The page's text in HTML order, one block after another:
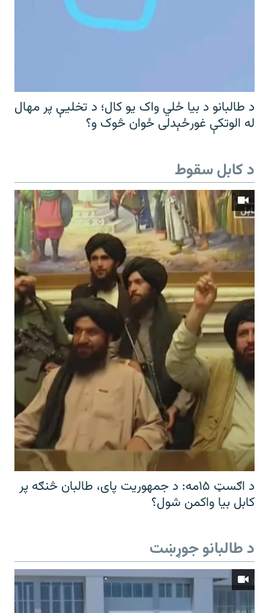
د طالبانو د بیا ځلي واک یو کال؛ د تخلیې پر مهال
له الوتکې غورځېدلی ځوان څوک و؟
د کابل سقوط
د اګسټ ۱۵مه: د جمهوریت پای، طالبان څنګه پر
کابل بیا واکمن شول؟
د طالبانو جوړښت